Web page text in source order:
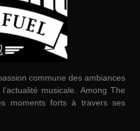
commune des ambiances
musicale. Among The
moments forts à travers ses